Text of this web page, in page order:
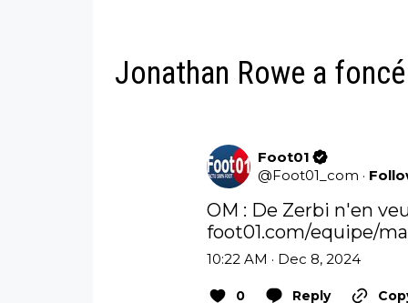
Jonathan Rowe a
Foot01
@Foot01_com ·
foot01.com/equipe/
10:22 AM · Dec 8, 2024
0 Reply